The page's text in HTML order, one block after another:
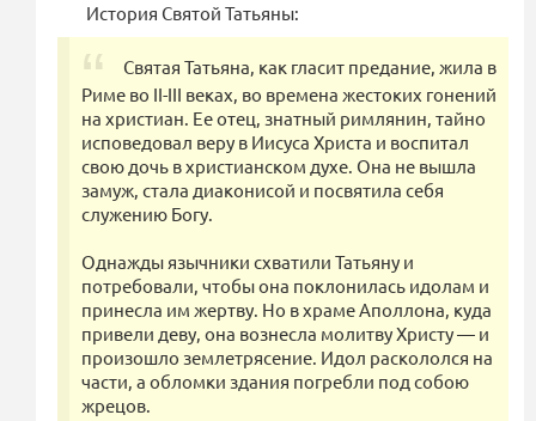
История Святой Татьяны:
Святая Татьяна, как гласит предание, жила в
Риме во II-III веках, во времена жестоких гонений
на христиан. Ее отец, знатный римлянин, тайно
исповедовал веру в Иисуса Христа и воспитал
свою дочь в христианском духе. Она не вышла
замуж, стала диаконисой и посвятила себя
служению Богу.
Однажды язычники схватили Татьяну и
потребовали, чтобы она поклонилась идолам и
принесла им жертву. Но в храме Аполлона, куда
привели деву, она вознесла молитву Христу — и
произошло землетрясение. Идол раскололся на
части, а обломки здания погребли под собою
жрецов.